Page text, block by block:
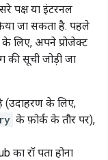
पक्ष या इंटरनल
जा सकता है. पहले
के लिए, अपने प्रोजेक्ट
की सूची जोड़ी जा
(उदाहरण के लिए,
के फ़ोर्क के तौर पर),
का रॉ पता होना